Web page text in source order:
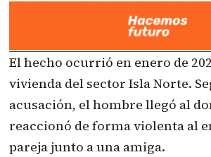
El hecho ocurrió en enero de
vivienda del sector Isla Norte.
acusación, el hombre llegó al
reaccionó de forma violenta al
pareja junto a una amiga.